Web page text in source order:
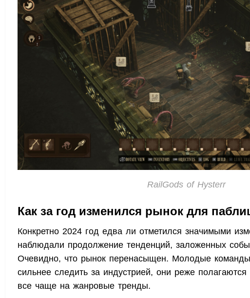
RailGods of Hysterr
Как за год изменился рынок для
Конкретно 2024 год едва ли отметился значимыми
наблюдали продолжение тенденций, заложенных
Очевидно, что рынок перенасыщен. Молодые команды
сильнее следить за индустрией, они реже
все чаще на жанровые тренды.